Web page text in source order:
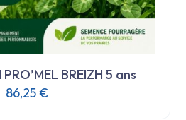
BREIZH 5 ans
86,25€